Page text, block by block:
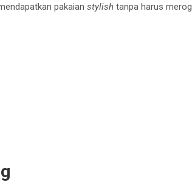
pakaian stylish tanpa harus